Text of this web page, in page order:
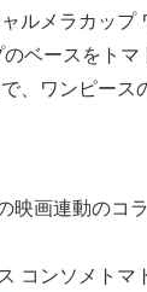
ルメラカッ
ベースをト
、ワンピース
画連動のコ
コンソメトマ